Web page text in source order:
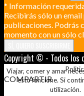
* Información
Recibirás sólo un
publicaciones. Podrás
momento con un sólo
Copyright © - Todos los
Viajar, comer y amar
esto funcione. Si
utilización.
COMPARTIR